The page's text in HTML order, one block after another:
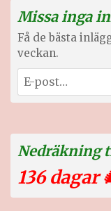
Missa inga
Få de bästa
veckan.
Nedräkning
136 dagar